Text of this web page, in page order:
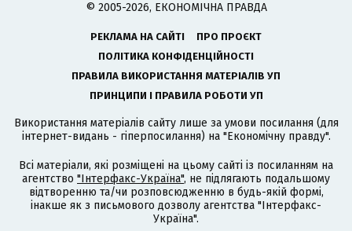
© 2005-2026, ЕКОНОМІЧНА ПРАВДА
РЕКЛАМА НА САЙТІ
ПРО ПРОЄКТ
ПОЛІТИКА КОНФІДЕНЦІЙНОСТІ
ПРАВИЛА ВИКОРИСТАННЯ МАТЕРІАЛІВ УП
ПРИНЦИПИ І ПРАВИЛА РОБОТИ УП
Використання матеріалів сайту лише за умови посилання (для
інтернет-видань - гіперпосилання) на "Економічну правду".
Всі матеріали, які розміщені на цьому сайті із посиланням на
агентство "Інтерфакс-Україна", не підлягають подальшому
відтворенню та/чи розповсюдженню в будь-якій формі,
інакше як з письмового дозволу агентства "Інтерфакс-
Україна".